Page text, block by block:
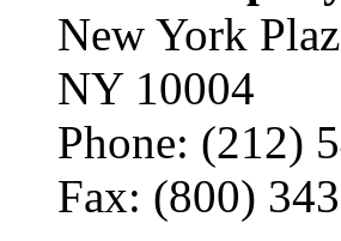
New York
NY 10004
Phone: (212)
Fax: (800)